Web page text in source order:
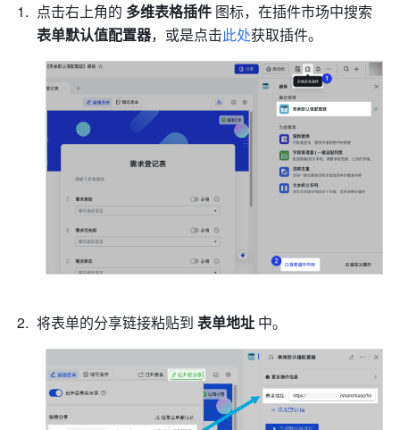
点击右上角的 多维表格插件
表单默认值配置器，或是点击此处获取插件。
将表单的分享链接粘贴到 表单地址 中。